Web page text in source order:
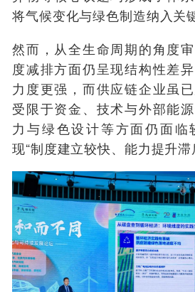
将气候变化与绿色制造纳入关
然而，从全生命周期的角度
度减排方面仍呈现结构性差
力度更强，而供应链企业虽
受限于资金、技术与外部能
力与绿色设计等方面仍面临
现“制度建立较快、能力提升滞